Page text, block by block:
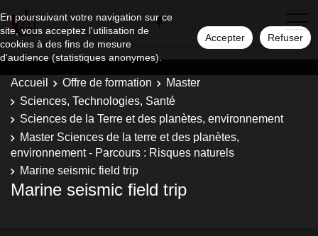
En poursuivant votre navigation sur ce
site, vous acceptez l'utilisation de
cookies à des fins de mesure
d'audience (statistiques anonymes).
Accepter Refuser
Accueil Offre de formation
Master
Sciences, Technologies, Santé
Sciences de la Terre et des planètes, environnement
Master Sciences de la terre et des planètes,
environnement - Parcours : Risques naturels
Marine seismic field trip
Marine seismic field trip